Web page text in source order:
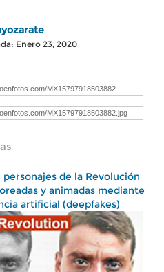
Enero 23, 2020
de la Revolución
y animadas mediante
artificial (deepfakes)